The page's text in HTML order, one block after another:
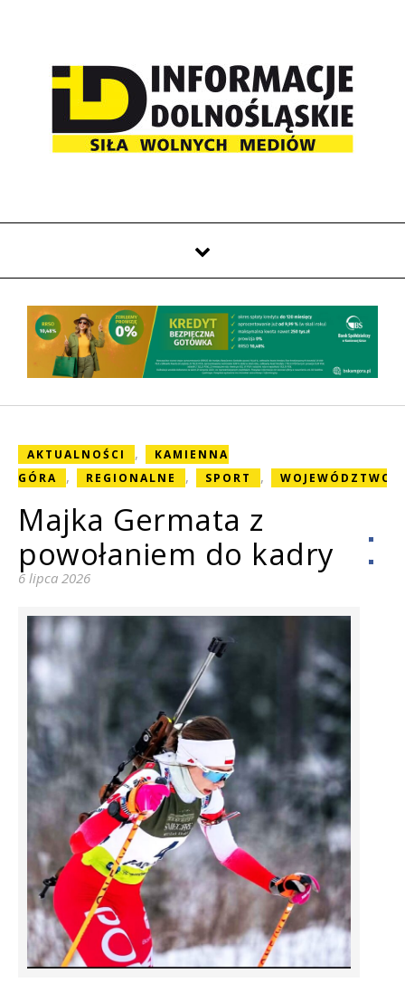
AKTUALNOŚCI ,
KAMIENNA
GÓRA
, REGIONALNE , SPORT , WOJEWÓDZTWO
Majka Germata z
powołaniem do kadry
6 lipca 2026